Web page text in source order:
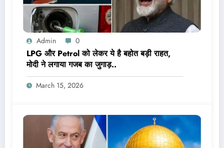
Admin 0
LPG और Petrol को लेकर ये है बहोत बड़ी राहत,
मोदी ने लगाया गजब का जुगाड़..
March 15, 2026